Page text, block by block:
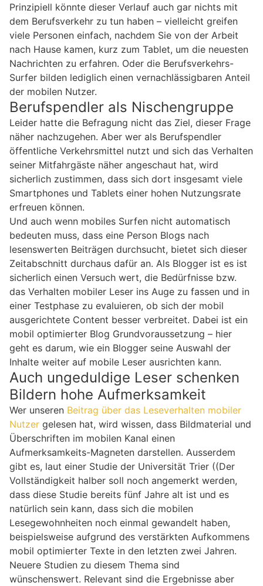
Prinzipiell könnte dieser Verlauf auch gar nichts mit
dem Berufsverkehr zu tun haben – vielleicht greifen
viele Personen einfach, nachdem Sie von der Arbeit
nach Hause kamen, kurz zum Tablet, um die neuesten
Nachrichten zu erfahren. Oder die Berufsverkehrs-
Surfer bilden lediglich einen vernachlässigbaren Anteil
der mobilen Nutzer.
Berufspendler als Nischengruppe
Leider hatte die Befragung nicht das Ziel, dieser Frage
näher nachzugehen. Aber wer als Berufspendler
öffentliche Verkehrsmittel nutzt und sich das Verhalten
seiner Mitfahrgäste näher angeschaut hat, wird
sicherlich zustimmen, dass sich dort insgesamt viele
Smartphones und Tablets einer hohen Nutzungsrate
erfreuen können.
Und auch wenn mobiles Surfen nicht automatisch
bedeuten muss, dass eine Person Blogs nach
lesenswerten Beiträgen durchsucht, bietet sich dieser
Zeitabschnitt durchaus dafür an. Als Blogger ist es ist
sicherlich einen Versuch wert, die Bedürfnisse bzw.
das Verhalten mobiler Leser ins Auge zu fassen und in
einer Testphase zu evaluieren, ob sich der mobil
ausgerichtete Content besser verbreitet. Dabei ist ein
mobil optimierter Blog Grundvoraussetzung – hier
geht es darum, wie ein Blogger seine Auswahl der
Inhalte weiter auf mobile Leser ausrichten kann.
Auch ungeduldige Leser schenken
Bildern hohe Aufmerksamkeit
Wer unseren Beitrag über das Leseverhalten mobiler
Nutzer gelesen hat, wird wissen, dass Bildmaterial und
Überschriften im mobilen Kanal einen
Aufmerksamkeits-Magneten darstellen. Ausserdem
gibt es, laut einer Studie der Universität Trier ((Der
Vollständigkeit halber soll noch angemerkt werden,
dass diese Studie bereits fünf Jahre alt ist und es
natürlich sein kann, dass sich die mobilen
Lesegewohnheiten noch einmal gewandelt haben,
beispielsweise aufgrund des verstärkten Aufkommens
mobil optimierter Texte in den letzten zwei Jahren.
Neuere Studien zu diesem Thema sind
wünschenswert. Relevant sind die Ergebnisse aber